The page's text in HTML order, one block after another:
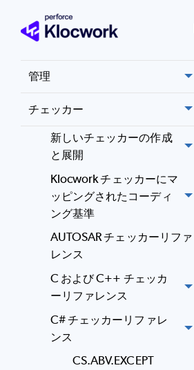
インストール
管理
チェッカー
新しいチェッカーの作成
と展開
Klocwork チェッカーにマ
ッピングされたコーディ
ング基準
AUTOSAR チェッカーリファ
レンス
C および C++ チェッカ
ーリファレンス
C# チェッカーリファレ
ンス
CS.ABV.EXCEPT